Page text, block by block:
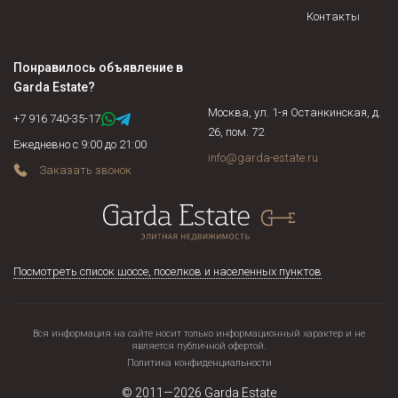
Контакты
Понравилось объявление в
Garda Estate?
+7 916 740-35-17
Ежедневно с 9:00 до 21:00
Заказать звонок
Москва, ул. 1-я Останкинская, д.
26, пом. 72
info@garda-estate.ru
Посмотреть список шоссе, поселков и населенных пунктов
Вся информация на сайте носит только информационный характер и не
является публичной офертой.
Политика конфиденциальности
© 2011—2026 Garda Estate